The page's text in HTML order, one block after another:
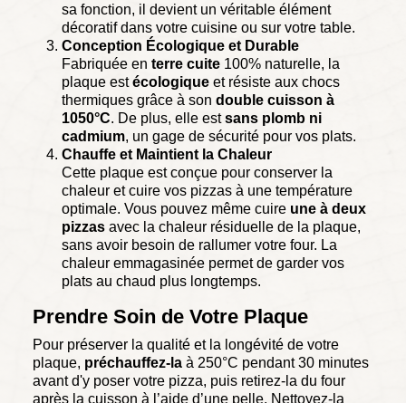
sa fonction, il devient un véritable élément
décoratif dans votre cuisine ou sur votre table.
Conception Écologique et Durable
Fabriquée en terre cuite 100% naturelle, la
plaque estécologique et résiste aux chocs
thermiques grâce à son double cuisson à
1050°C. De plus, elle estsans plomb ni
cadmium, un gage de sécurité pour vos plats.
Chauffe et Maintient la Chaleur
Cette plaque est conçue pour conserver la
chaleur et cuire vos pizzas à une température
optimale. Vous pouvez même cuire une à deux
pizzas avec la chaleur résiduelle de la plaque,
sans avoir besoin de rallumer votre four. La
chaleur emmagasinée permet de garder vos
plats au chaud plus longtemps.
Prendre Soin de Votre Plaque
Pour préserver la qualité et la longévité de votre
plaque, préchauffez-la à 250°C pendant 30 minutes
avant d'y poser votre pizza, puis retirez-la du four
après la cuisson à l’aide d’une pelle. Nettoyez-la